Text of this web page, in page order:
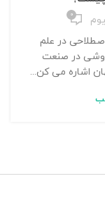
۰
در علم
در صنعت
اشاره می کن...